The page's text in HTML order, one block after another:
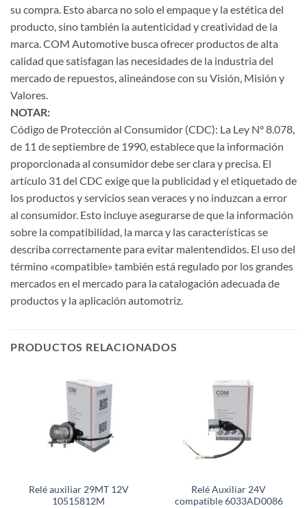
su compra. Esto abarca no solo el empaque y la estética del
producto, sino también la autenticidad y creatividad de la
marca. COM Automotive busca ofrecer productos de alta
calidad que satisfagan las necesidades de la industria del
mercado de repuestos, alineándose con su Visión, Misión y
Valores.
NOTAR:
Código de Protección al Consumidor (CDC): La Ley N° 8.078,
de 11 de septiembre de 1990, establece que la información
proporcionada al consumidor debe ser clara y precisa. El
artículo 31 del CDC exige que la publicidad y el etiquetado de
los productos y servicios sean veraces y no induzcan a error
al consumidor. Esto incluye asegurarse de que la información
sobre la compatibilidad, la marca y las características se
describa correctamente para evitar malentendidos. El uso del
término «compatible» también está regulado por los grandes
mercados en el mercado para la catalogación adecuada de
productos y la aplicación automotriz.
PRODUCTOS RELACIONADOS
Relé auxiliar 29MT 12V
10515812M
Relé Auxiliar 24V
compatible 6033AD0086